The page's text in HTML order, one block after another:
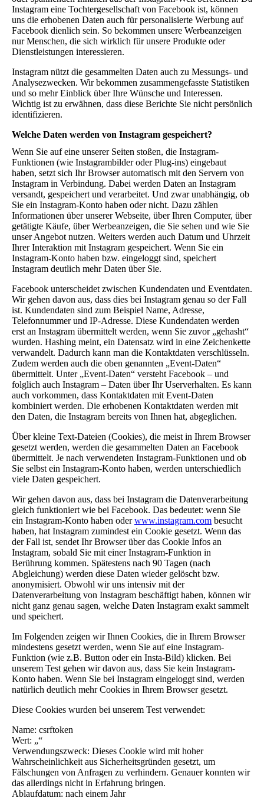
Instagram eine Tochtergesellschaft von Facebook ist, können
uns die erhobenen Daten auch für personalisierte Werbung auf
Facebook dienlich sein. So bekommen unsere Werbeanzeigen
nur Menschen, die sich wirklich für unsere Produkte oder
Dienstleistungen interessieren.
Instagram nützt die gesammelten Daten auch zu Messungs- und
Analysezwecken. Wir bekommen zusammengefasste Statistiken
und so mehr Einblick über Ihre Wünsche und Interessen.
Wichtig ist zu erwähnen, dass diese Berichte Sie nicht persönlich
identifizieren.
Welche Daten werden von Instagram gespeichert?
Wenn Sie auf eine unserer Seiten stoßen, die Instagram-
Funktionen (wie Instagrambilder oder Plug-ins) eingebaut
haben, setzt sich Ihr Browser automatisch mit den Servern von
Instagram in Verbindung. Dabei werden Daten an Instagram
versandt, gespeichert und verarbeitet. Und zwar unabhängig, ob
Sie ein Instagram-Konto haben oder nicht. Dazu zählen
Informationen über unserer Webseite, über Ihren Computer, über
getätigte Käufe, über Werbeanzeigen, die Sie sehen und wie Sie
unser Angebot nutzen. Weiters werden auch Datum und Uhrzeit
Ihrer Interaktion mit Instagram gespeichert. Wenn Sie ein
Instagram-Konto haben bzw. eingeloggt sind, speichert
Instagram deutlich mehr Daten über Sie.
Facebook unterscheidet zwischen Kundendaten und Eventdaten.
Wir gehen davon aus, dass dies bei Instagram genau so der Fall
ist. Kundendaten sind zum Beispiel Name, Adresse,
Telefonnummer und IP-Adresse. Diese Kundendaten werden
erst an Instagram übermittelt werden, wenn Sie zuvor „gehasht“
wurden. Hashing meint, ein Datensatz wird in eine Zeichenkette
verwandelt. Dadurch kann man die Kontaktdaten verschlüsseln.
Zudem werden auch die oben genannten „Event-Daten“
übermittelt. Unter „Event-Daten“ versteht Facebook – und
folglich auch Instagram – Daten über Ihr Userverhalten. Es kann
auch vorkommen, dass Kontaktdaten mit Event-Daten
kombiniert werden. Die erhobenen Kontaktdaten werden mit
den Daten, die Instagram bereits von Ihnen hat, abgeglichen.
Über kleine Text-Dateien (Cookies), die meist in Ihrem Browser
gesetzt werden, werden die gesammelten Daten an Facebook
übermittelt. Je nach verwendeten Instagram-Funktionen und ob
Sie selbst ein Instagram-Konto haben, werden unterschiedlich
viele Daten gespeichert.
Wir gehen davon aus, dass bei Instagram die Datenverarbeitung
gleich funktioniert wie bei Facebook. Das bedeutet: wenn Sie
ein Instagram-Konto haben oderwww.instagram.com besucht
haben, hat Instagram zumindest ein Cookie gesetzt. Wenn das
der Fall ist, sendet Ihr Browser über das Cookie Infos an
Instagram, sobald Sie mit einer Instagram-Funktion in
Berührung kommen. Spätestens nach 90 Tagen (nach
Abgleichung) werden diese Daten wieder gelöscht bzw.
anonymisiert. Obwohl wir uns intensiv mit der
Datenverarbeitung von Instagram beschäftigt haben, können wir
nicht ganz genau sagen, welche Daten Instagram exakt sammelt
und speichert.
Im Folgenden zeigen wir Ihnen Cookies, die in Ihrem Browser
mindestens gesetzt werden, wenn Sie auf eine Instagram-
Funktion (wie z.B. Button oder ein Insta-Bild) klicken. Bei
unserem Test gehen wir davon aus, dass Sie kein Instagram-
Konto haben. Wenn Sie bei Instagram eingeloggt sind, werden
natürlich deutlich mehr Cookies in Ihrem Browser gesetzt.
Diese Cookies wurden bei unserem Test verwendet:
Name: csrftoken
Wert: „“
Verwendungszweck: Dieses Cookie wird mit hoher
Wahrscheinlichkeit aus Sicherheitsgründen gesetzt, um
Fälschungen von Anfragen zu verhindern. Genauer konnten wir
das allerdings nicht in Erfahrung bringen.
Ablaufdatum: nach einem Jahr